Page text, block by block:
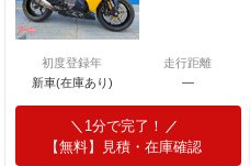
初度登録年
新車(在庫あり)
走行距離
―
1分で完了！
【無料】見積・在庫確認